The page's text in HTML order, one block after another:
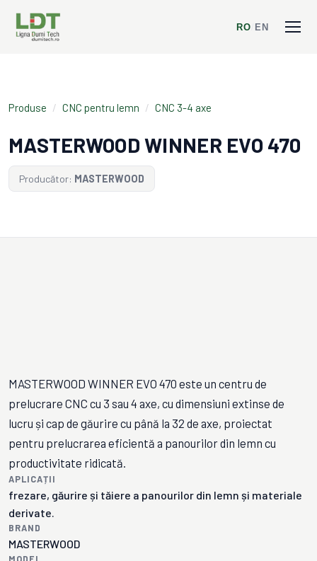
RO EN
Produse / CNC pentru lemn / CNC 3-4 axe
MASTERWOOD WINNER EVO 470
Producător: MASTERWOOD
MASTERWOOD WINNER EVO 470 este un centru de
prelucrare CNC cu 3 sau 4 axe, cu dimensiuni extinse de
lucru și cap de găurire cu până la 32 de axe, proiectat
pentru prelucrarea eficientă a panourilor din lemn cu
productivitate ridicată.
APLICAȚII
frezare, găurire și tăiere a panourilor din lemn și materiale
derivate.
BRAND
MASTERWOOD
MODEL